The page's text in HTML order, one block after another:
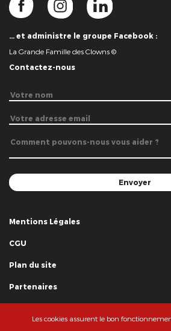
… et administre le groupe Facebook :
La Grande Famille des Clowns ©
Contactez-nous
Mentions Légales
CGU
Plan du site
Partenaires
Les cookies assurent le bon